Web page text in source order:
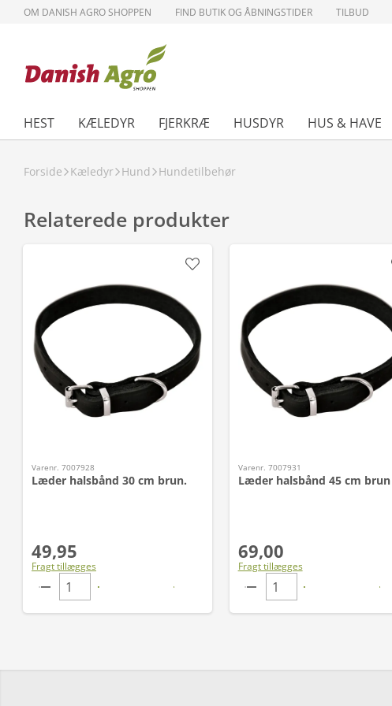
OM DANISH AGRO SHOPPEN FIND BUTIK OG ÅBNINGSTIDER TILBUD
HEST KÆLEDYR FJERKRÆ HUSDYR HUS & HAVE
Forside Kæledyr Hund Hundetilbehør
Relaterede produkter
Varenr. 7007928
Læder halsbånd 30 cm brun.
49,95
Fragt tillægges
Varenr. 7007931
Læder halsbånd 45 cm brun
69,00
Fragt tillægges